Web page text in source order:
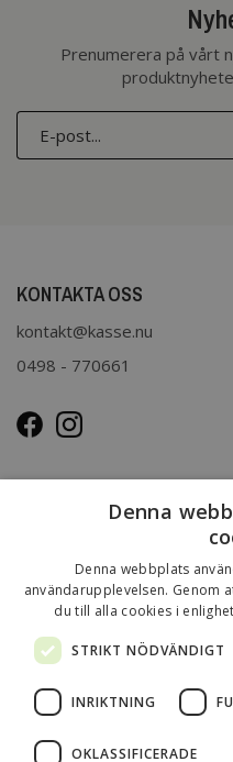
Prenumerera på vårt
KONTAKTA OSS
kontakt@kasse.nu
0498 - 770661
Kasse.nu drivs och ägs av
Immenco AB har sedan
förpackningar,
övriga sortiment finns
på
Denna
Denna webbplats
användarupplevelsen. Genom
du till alla cookies i
STRIKT NÖDVÄNDIGT
INRIKTNING
OKLASSIFICERADE